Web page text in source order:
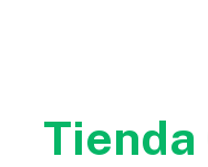
Tienda